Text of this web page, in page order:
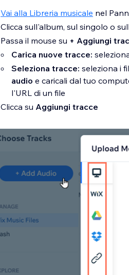
Vai alla Libreria musicale nel
Clicca sull'album, sul singolo o
Passa il mouse su + Aggiungi
Carica nuove tracce:
Seleziona tracce: seleziona i
audio e caricali dal tuo
l'URL di un file
Clicca su Aggiungi tracce